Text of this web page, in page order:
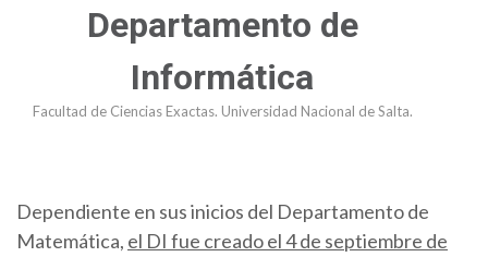
Departamento de
Informática
Facultad de Ciencias Exactas. Universidad Nacional de Salta.
Dependiente en sus inicios del Departamento de
Matemática, el DI fue creado el 4 de septiembre de